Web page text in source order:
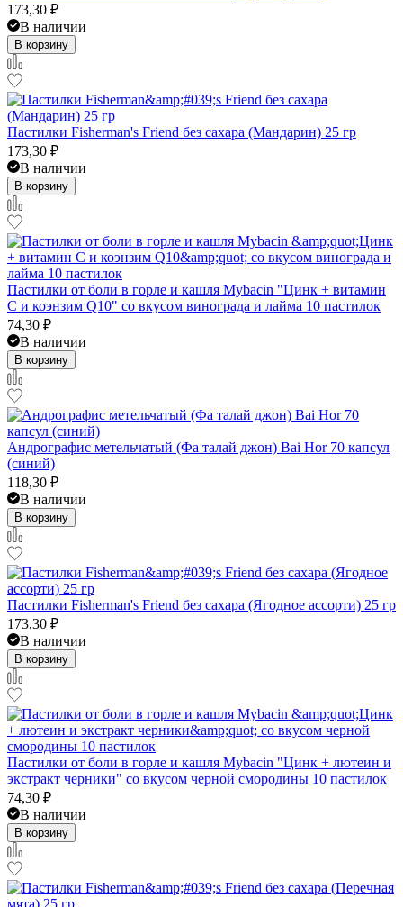
173,30 ₽
В наличии
В корзину
Пастилки Fisherman's Friend без сахара (Мандарин) 25 гр
173,30 ₽
В наличии
В корзину
Пастилки от боли в горле и кашля Mybacin "Цинк + витамин
С и коэнзим Q10" со вкусом винограда и лайма 10 пастилок
74,30 ₽
В наличии
В корзину
Андрографис метельчатый (Фа талай джон) Bai Hor 70 капсул
(синий)
118,30 ₽
В наличии
В корзину
Пастилки Fisherman's Friend без сахара (Ягодное ассорти) 25 гр
173,30 ₽
В наличии
В корзину
Пастилки от боли в горле и кашля Mybacin "Цинк + лютеин и
экстракт черники" со вкусом черной смородины 10 пастилок
74,30 ₽
В наличии
В корзину